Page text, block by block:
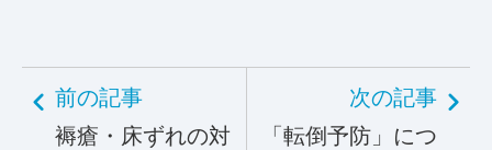
前の記事
褥瘡・床ずれの対
次の記事
「転倒予防」につ